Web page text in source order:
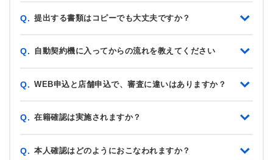
Q. 提出する書類はコピーでも大丈夫ですか？
Q. 自動契約機に入ってからの流れを教えてください
Q. WEB申込と店舗申込で、審査に違いはありますか？
Q. 在籍確認は実施されますか？
Q. 本人確認はどのようにおこなわれますか？